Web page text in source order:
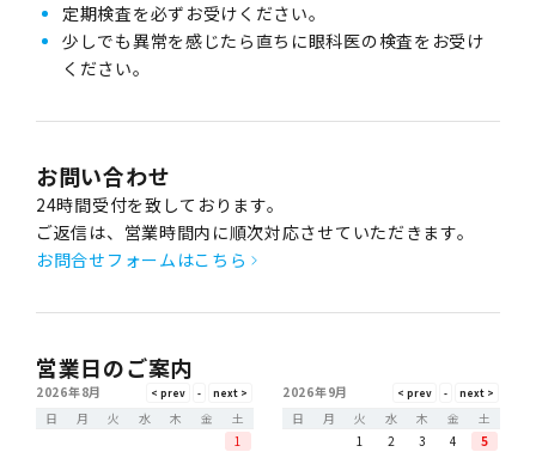
定期検査を必ずお受けください。
少しでも異常を感じたら直ちに眼科医の検査をお受け
ください。
お問い合わせ
24時間受付を致しております。
ご返信は、営業時間内に順次対応させていただきます。
お問合せフォームはこちら
営業日のご案内
2026年8月
日
月 火 水 木 金
土
1
2026年9月
日
月 火 水 木 金
土
1
2 3 4
5